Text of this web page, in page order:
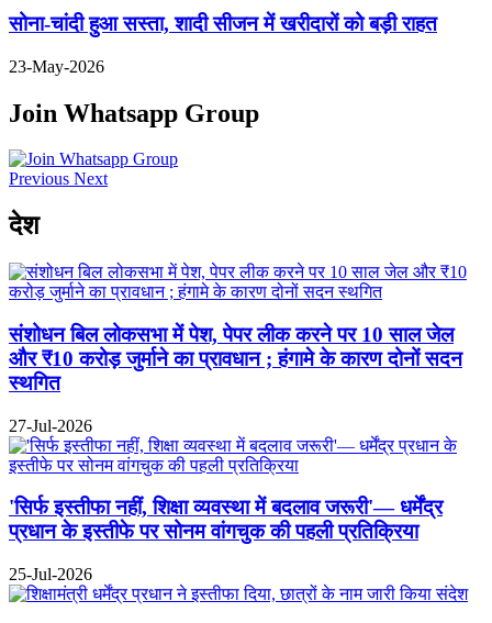
सोना-चांदी हुआ सस्ता, शादी सीजन में खरीदारों को बड़ी राहत
23-May-2026
Join Whatsapp Group
Previous Next
देश
संशोधन बिल लोकसभा में पेश, पेपर लीक करने पर 10 साल जेल
और ₹10 करोड़ जुर्माने का प्रावधान ; हंगामे के कारण दोनों सदन
स्थगित
27-Jul-2026
'सिर्फ इस्तीफा नहीं, शिक्षा व्यवस्था में बदलाव जरूरी'— धर्मेंद्र
प्रधान के इस्तीफे पर सोनम वांगचुक की पहली प्रतिक्रिया
25-Jul-2026